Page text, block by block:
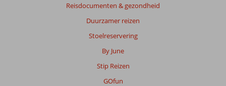
Reisdocumenten & gezondheid
Duurzamer reizen
Stoelreservering
By June
Stip Reizen
GOfun